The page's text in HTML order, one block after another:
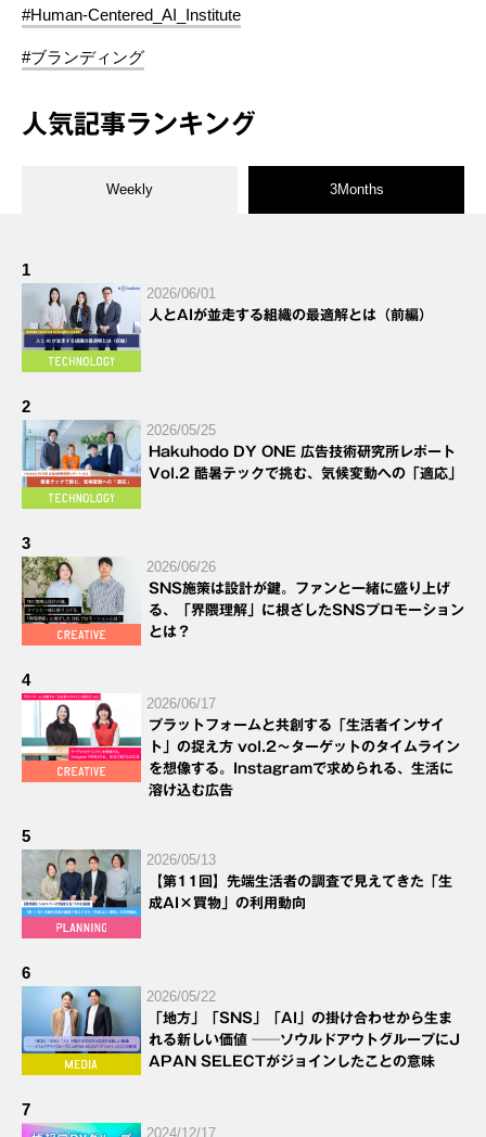
#Human-Centered_AI_Institute
#ブランディング
人気記事ランキング
Weekly 3Months
1
2026/06/01
人とAIが並走する組織の最適解とは（前編）
2
2026/05/25
Hakuhodo DY ONE 広告技術研究所レポート
Vol.2 酷暑テックで挑む、気候変動への「適応」
3
2026/06/26
SNS施策は設計が鍵。ファンと一緒に盛り上げ
る、「界隈理解」に根ざしたSNSプロモーション
とは？
4
2026/06/17
プラットフォームと共創する「生活者インサイ
ト」の捉え方 vol.2～ターゲットのタイムライン
を想像する。Instagramで求められる、生活に
溶け込む広告
5
2026/05/13
【第11回】先端生活者の調査で見えてきた「生
成AI×買物」の利用動向
6
2026/05/22
「地方」「SNS」「AI」の掛け合わせから生ま
れる新しい価値 ──ソウルドアウトグループにJ
APAN SELECTがジョインしたことの意味
7
2024/12/17